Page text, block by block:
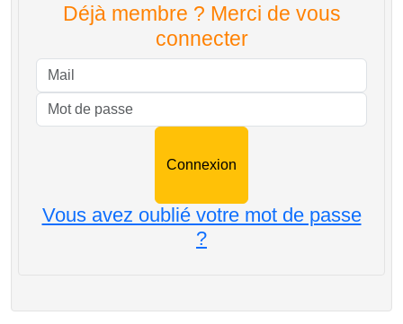
Déjà membre ? Merci de vous
connecter
Vous avez oublié votre mot de passe
?